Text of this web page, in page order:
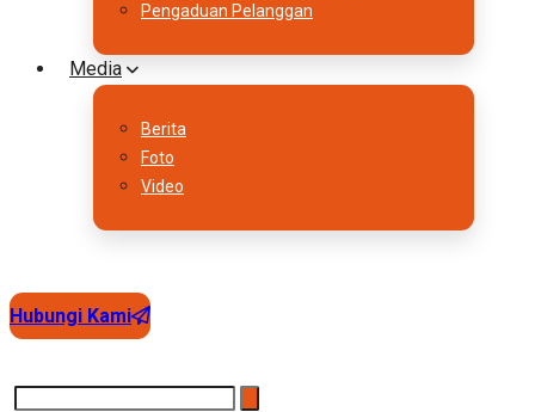
Pengaduan Pelanggan
Media
Berita
Foto
Video
Hubungi Kami